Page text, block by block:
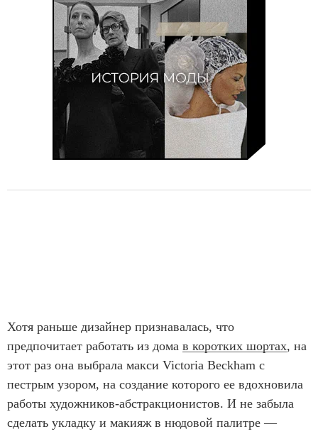
Хотя раньше дизайнер признавалась, что
предпочитает работать из дома в коротких шортах, на
этот раз она выбрала макси Victoria Beckham с
пестрым узором, на создание которого ее вдохновила
работы художников-абстракционистов. И не забыла
сделать укладку и макияж в нюдовой палитре —